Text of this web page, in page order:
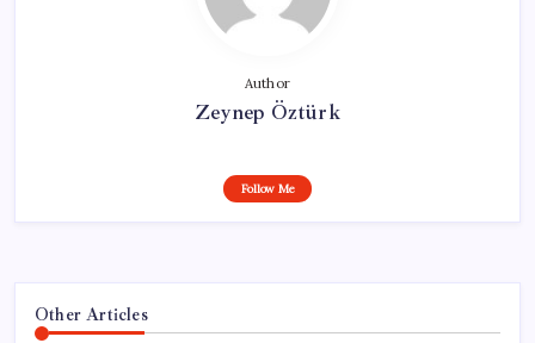
Author
Zeynep Öztürk
Follow Me
Other Articles